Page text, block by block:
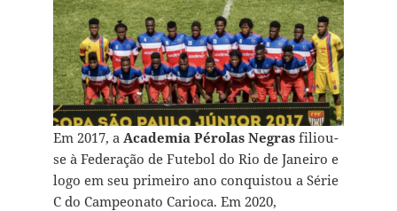
Em 2017, a Academia Pérolas Negrasfiliou-
se à Federação de Futebol do Rio de Janeiro e
logo em seu primeiro ano conquistou a Série
C do Campeonato Carioca. Em 2020,